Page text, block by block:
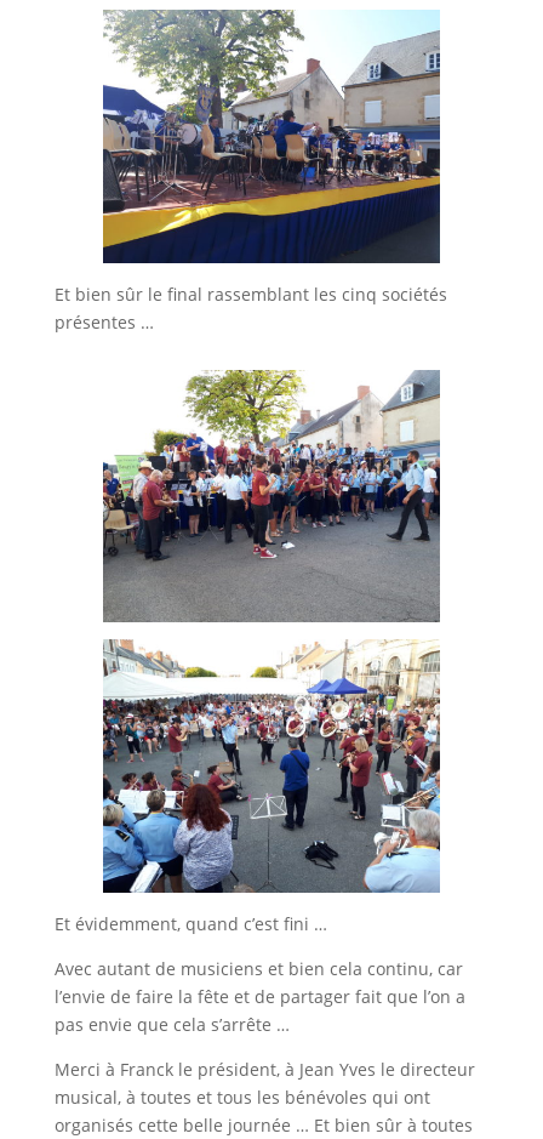
Et bien sûr le final rassemblant les cinq sociétés
présentes …
Et évidemment, quand c’est fini …
Avec autant de musiciens et bien cela continu, car
l’envie de faire la fête et de partager fait que l’on a
pas envie que cela s’arrête …
Merci à Franck le président, à Jean Yves le directeur
musical, à toutes et tous les bénévoles qui ont
organisés cette belle journée … Et bien sûr à toutes